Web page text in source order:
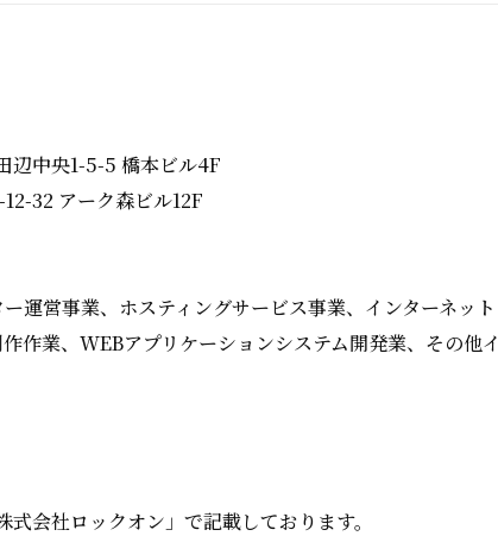
辺中央1-5-5 橋本ビル4F
32 アーク森ビル12F
運営事業、ホスティングサービス事業、インターネット
作業、WEBアプリケーションシステム開発業、その他イ
会社ロックオン」で記載しております。